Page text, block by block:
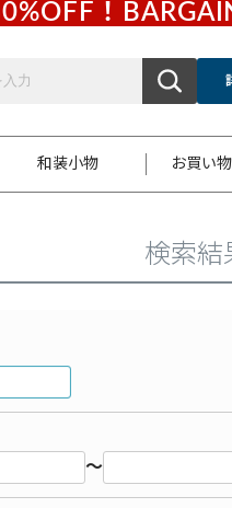
！
和装小物 お買い
お支払いについて
はじめてのお着物ガイド
新規会員登録
着物知識 ス
検索結
～